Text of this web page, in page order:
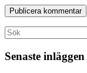
Search
for:
Senaste inläggen